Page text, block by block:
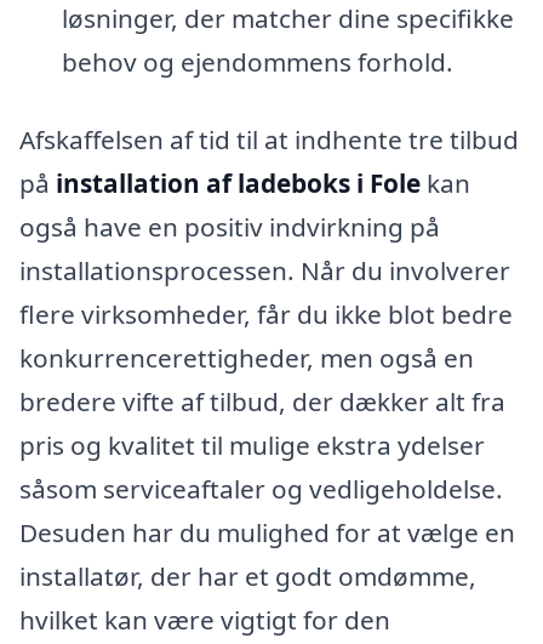
løsninger, der matcher dine specifikke
behov og ejendommens forhold.
Afskaffelsen af tid til at indhente tre tilbud
på installation af ladeboks i Fole kan
også have en positiv indvirkning på
installationsprocessen. Når du involverer
flere virksomheder, får du ikke blot bedre
konkurrencerettigheder, men også en
bredere vifte af tilbud, der dækker alt fra
pris og kvalitet til mulige ekstra ydelser
såsom serviceaftaler og vedligeholdelse.
Desuden har du mulighed for at vælge en
installatør, der har et godt omdømme,
hvilket kan være vigtigt for den